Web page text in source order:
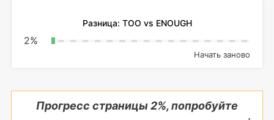
Разница: TOO vs ENOUGH
2%
Начать заново
Прогресс страницы2%, попробуйте